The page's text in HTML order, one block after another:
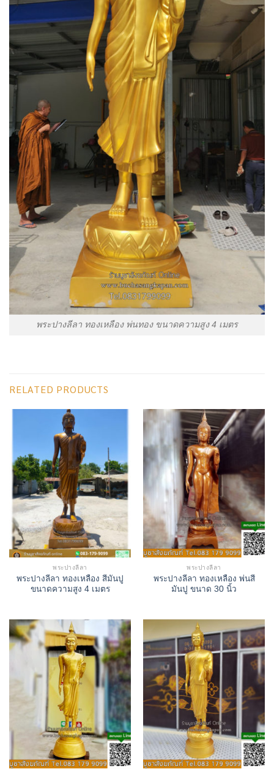
พระปางลีลา ทองเหลือง พ่นทอง ขนาดความสูง 4 เมตร
RELATED PRODUCTS
พระปางลีลา
พระปางลีลา ทองเหลือง สีมันปู
ขนาดความสูง 4 เมตร
พระปางลีลา
พระปางลีลา ทองเหลือง พ่นสี
มันปู ขนาด 30 นิ้ว